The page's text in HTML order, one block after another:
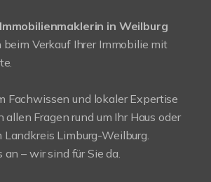
Immobilienmaklerin in Weilburg
Verkauf Ihrer Immobilie mit
Fachwissen und lokaler Expertise
Fragen rund um Ihr Haus oder
Limburg-Weilburg.
– wir sind für Sie da.